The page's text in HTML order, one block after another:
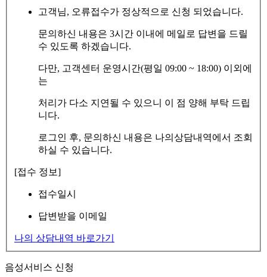
고객님, 오류접수가 정상적으로 신청 되었습니다.
문의하신 내용은 3시간 이내에 메일로 답변을 드릴
수 있도록 하겠습니다.
다만, 고객센터 운영시간(평일 09:00 ~ 18:00) 이외에
는
처리가 다소 지연될 수 있으니 이 점 양해 부탁 드립
니다.
로그인 후, 문의하신 내용은 나의상담내역에서 조회
하실 수 있습니다.
[접수 정보]
접수일시
답변받을 이메일
나의 상담내역 바로가기
음성서비스 신청